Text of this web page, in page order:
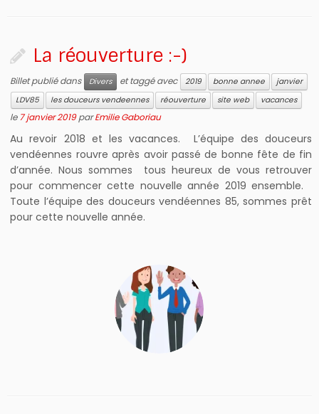
La réouverture :-)
Billet publié dans Divers et taggé avec 2019 bonne annee
janvier
LDV85
les douceurs vendeennes réouverture site web vacances
le 7 janvier 2019 parEmilie Gaboriau
Au revoir 2018 et les vacances. L’équipe des douceurs
vendéennes rouvre après avoir passé de bonne fête de fin
d’année. Nous sommes tous heureux de vous retrouver
pour commencer cette nouvelle année 2019 ensemble.
Toute l’équipe des douceurs vendéennes 85, sommes prêt
pour cette nouvelle année.